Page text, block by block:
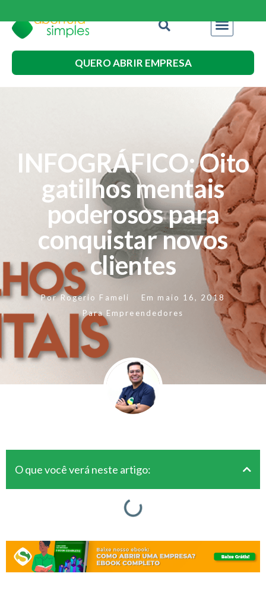
QUERO ABRIR EMPRESA
INFOGRÁFICO: Oito
gatilhos mentais
poderosos para
conquistar novos
clientes
PorRogerio Fameli Em maio 16, 2018
Para Empreendedores
O que você verá neste artigo: